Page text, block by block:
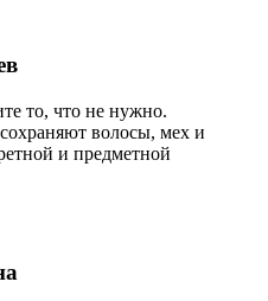
то, что не нужно.
волосы, мех и
и предметной